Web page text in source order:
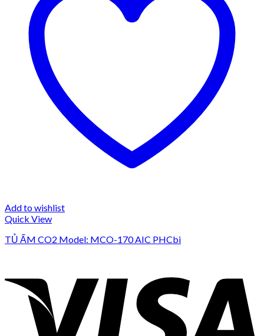
Add to wishlist
Quick View
TỦ ẤM CO2 Model: MCO-170 AIC PHCbi